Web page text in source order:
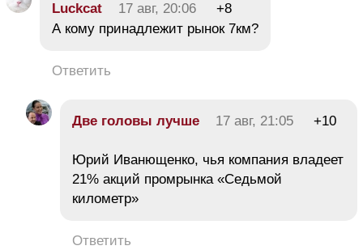
Luckcat 17 авг, 20:06
+8
А кому принадлежит рынок 7км?
Ответить
Две головы лучше 17 авг, 21:05 +10
Юрий Иванющенко, чья компания владеет
21% акций промрынка «Седьмой
километр»
Ответить